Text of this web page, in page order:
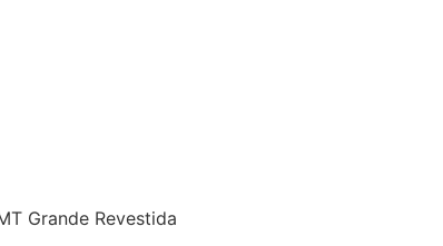
Grande Revestida